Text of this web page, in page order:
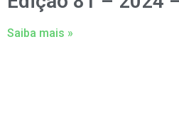
Saiba mais »